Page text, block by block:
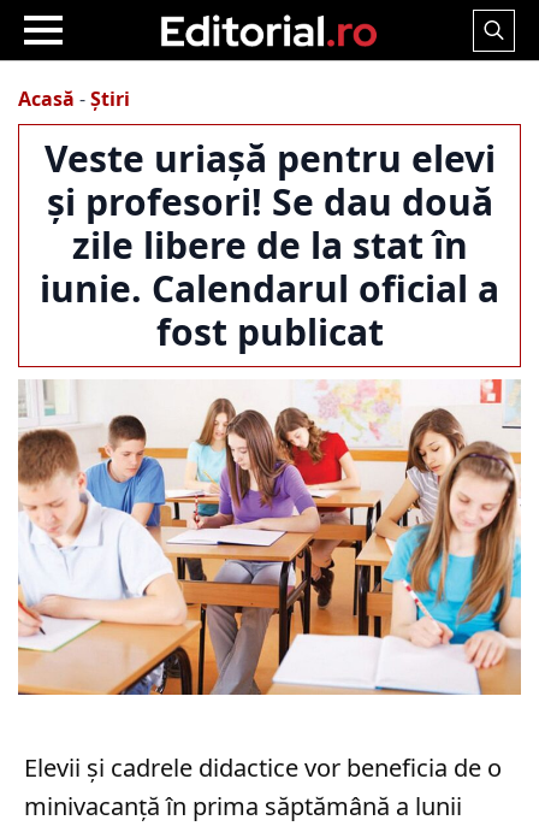
Search
Acasă -Știri
Veste uriașă pentru elevi
și profesori! Se dau două
zile libere de la stat în
iunie. Calendarul oficial a
fost publicat
Elevii și cadrele didactice vor beneficia de o
minivacanță în prima săptămână a lunii